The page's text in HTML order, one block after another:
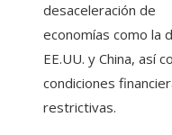
desaceleración de
economías como la
EE.UU. y China, así
condiciones
restrictivas.